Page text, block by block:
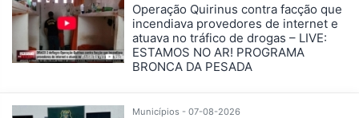
Operação Quirinus contra facção que
incendiava provedores de internet e
atuava no tráfico de drogas – LIVE:
ESTAMOS NO AR! PROGRAMA
BRONCA DA PESADA
Municípios - 07-08-2026